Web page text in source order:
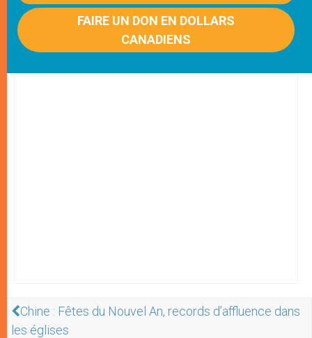
FAIRE UN DON EN DOLLARS
CANADIENS
Chine : Fêtes du Nouvel An, records d’affluence dans
les églises